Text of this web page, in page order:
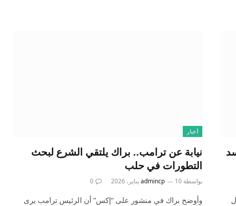
أخبار
نيابة عن ترامب.. براك يلتقي الشرع لبحث
التطورات في حلب
بواسطة admincp 10 يناير، 2026 0
وأوضح براك في منشور على “إكس” أن الرئيس ترامب يرى